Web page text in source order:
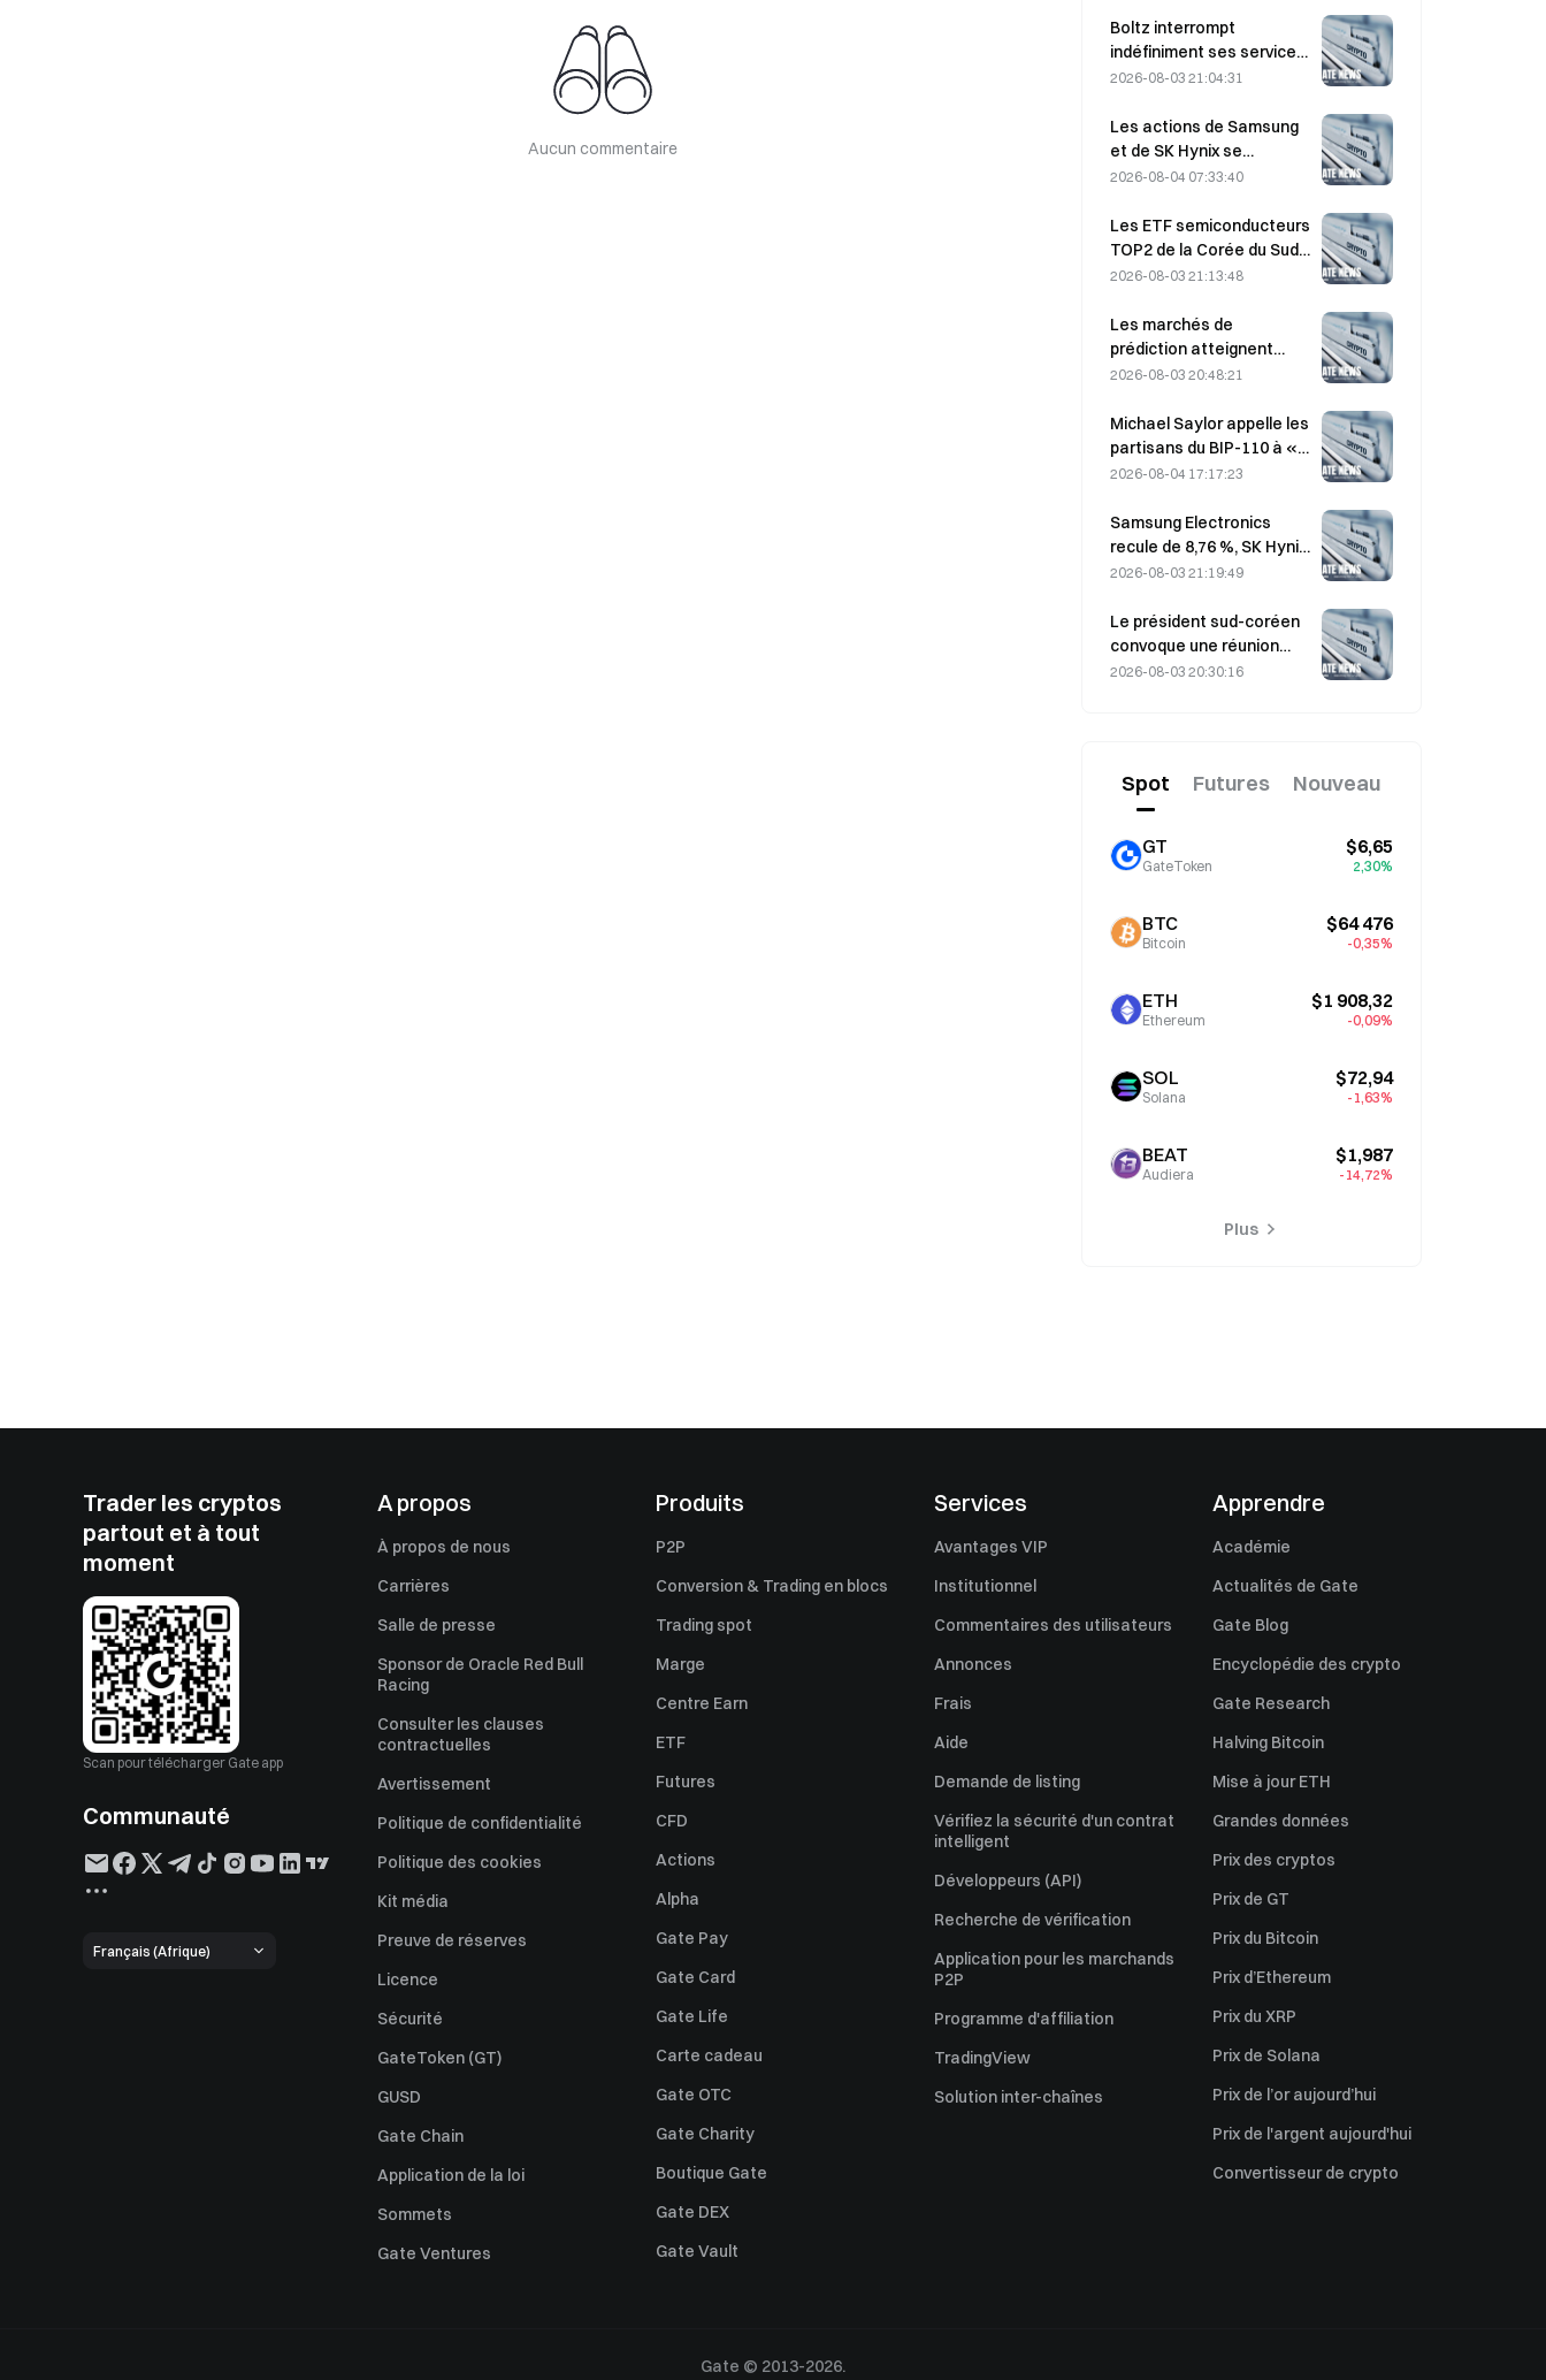
Aucun commentaire
Xinyuan pourrait subir un
impact sur 27 % de sa part
de marché.
Boltz interrompt
indéfiniment ses services
de pont Bitcoin après des
2026-08-03 21:04:31
Les actions de Samsung
et de SK Hynix se
redressent après des
achats des particuliers
2026-08-04 07:33:40
Les ETF semiconducteurs
TOP2 de la Corée du Sud
chutent de 36 % au cours
les flux s’inversent
2026-08-03 21:13:48
Les marchés de
prédiction atteignent
$54B de volume en juillet,
monde stimule le trading.
2026-08-03 20:48:21
Michael Saylor appelle les
partisans du BIP-110 à «
se retirer », alors que le
stagne à 2,70 %
2026-08-04 17:17:23
Samsung Electronics
recule de 8,76 %, SK Hynix
baisse de 8,79 % le 4 août
en juillet
2026-08-03 21:19:49
Le président sud-coréen
convoque une réunion
d’urgence de 7,5 heures
2026-08-03 20:30:16
Spot Futures Nouveau
GT
GateToken
$6,65
2,30%
BTC
Bitcoin
$64 476
-0,35%
ETH
Ethereum
$1 908,32
-0,09%
SOL
Solana
$72,94
-1,63%
BEAT
Audiera
$1,987
-14,72%
Plus
Trader les cryptos
partout et à tout
moment
Scan pour télécharger Gate app
Communauté
Français (Afrique)
A propos
À propos de nous
Carrières
Salle de presse
Sponsor de Oracle Red Bull
Racing
Consulter les clauses
contractuelles
Avertissement
Politique de confidentialité
Politique des cookies
Kit média
Preuve de réserves
Licence
Sécurité
GateToken (GT)
GUSD
Gate Chain
Application de la loi
Sommets
Gate Ventures
Produits
P2P
Conversion & Trading en blocs
Trading spot
Marge
Centre Earn
ETF
Futures
CFD
Actions
Alpha
Gate Pay
Gate Card
Gate Life
Carte cadeau
Gate OTC
Gate Charity
Boutique Gate
Gate DEX
Gate Vault
Services
Avantages VIP
Institutionnel
Commentaires des utilisateurs
Annonces
Frais
Aide
Demande de listing
Vérifiez la sécurité d'un contrat
intelligent
Développeurs (API)
Recherche de vérification
Application pour les marchands
P2P
Programme d'affiliation
TradingView
Solution inter-chaînes
Apprendre
Académie
Actualités de Gate
Gate Blog
Encyclopédie des crypto
Gate Research
Halving Bitcoin
Mise à jour ETH
Grandes données
Prix des cryptos
Prix de GT
Prix du Bitcoin
Prix d’Ethereum
Prix du XRP
Prix de Solana
Prix de l’or aujourd’hui
Prix de l'argent aujourd'hui
Convertisseur de crypto
Gate © 2013-2026.